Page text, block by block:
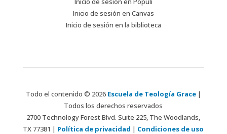
Inicio de sesión en Canvas
Inicio de sesión en la biblioteca
Todo el contenido © 2026 Escuela de Teología Grace|
Todos los derechos reservados
2700 Technology Forest Blvd. Suite 225, The Woodlands,
TX 77381 | Política de privacidad | Condiciones de uso